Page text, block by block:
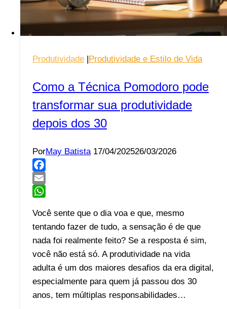
Produtividade |Produtividade e Estilo de Vida
Como a Técnica Pomodoro pode
transformar sua produtividade
depois dos 30
PorMay Batista 17/04/202526/03/2026
Você sente que o dia voa e que, mesmo
tentando fazer de tudo, a sensação é de que
nada foi realmente feito? Se a resposta é sim,
você não está só. A produtividade na vida
adulta é um dos maiores desafios da era digital,
especialmente para quem já passou dos 30
anos, tem múltiplas responsabilidades…